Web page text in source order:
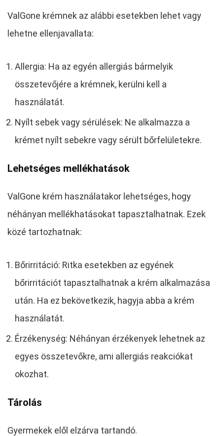
ValGone krémnek az alábbi esetekben lehet vagy
lehetne ellenjavallata:
Allergia: Ha az egyén allergiás bármelyik
összetevőjére a krémnek, kerülni kell a
használatát.
Nyílt sebek vagy sérülések: Ne alkalmazza a
krémet nyílt sebekre vagy sérült bőrfelületekre.
Lehetséges mellékhatások
ValGone krém használatakor lehetséges, hogy
néhányan mellékhatásokat tapasztalhatnak. Ezek
közé tartozhatnak:
Bőrirritáció: Ritka esetekben az egyének
bőrirritációt tapasztalhatnak a krém alkalmazása
után. Ha ez bekövetkezik, hagyja abba a krém
használatát.
Érzékenység: Néhányan érzékenyek lehetnek az
egyes összetevőkre, ami allergiás reakciókat
okozhat.
Tárolás
Gyermekek elől elzárva tartandó.